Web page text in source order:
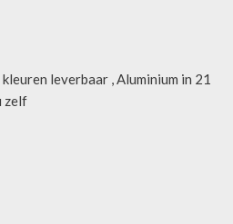
leverbaar , Aluminium in 21
zelf